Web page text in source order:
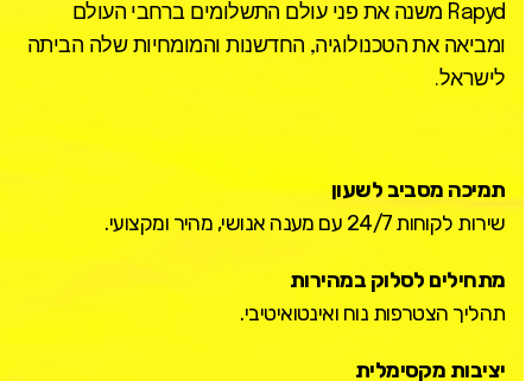
Rapyd משנה את פני עולם התשלומים ברחבי העולם
ומביאה את הטכנולוגיה, החדשנות והמומחיות שלה הביתה
לישראל.
תמיכה מסביב לשעון
שירות לקוחות 24/7 עם מענה אנושי, מהיר ומקצועי.
מתחילים לסלוק במהירות
תהליך הצטרפות נוח ואינטואיטיבי.
יציבות מקסימלית